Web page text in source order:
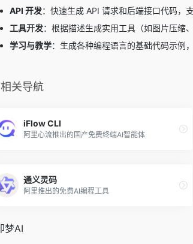
API 开发：快速生成 API 请求和后端接口代码，
工具开发：根据描述生成实用工具（如图片压缩
学习与教学：生成各种编程语言的基础代码示例
相关导航
iFlow CLI
阿里心流推出的国产免费终端AI智能体
通义灵码
阿里推出的免费AI编程工具